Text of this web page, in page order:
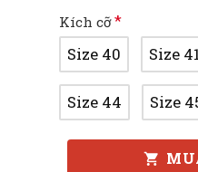
Kích cỡ
Size 40 Size 41
Size 44 Size